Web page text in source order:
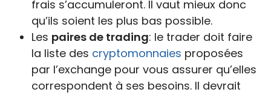
frais s’accumuleront. Il vaut mieux donc
qu’ils soient les plus bas possible.
Les paires de trading: le trader doit faire
la liste des cryptomonnaies proposées
par l’exchange pour vous assurer qu’elles
correspondent à ses besoins. Il devrait